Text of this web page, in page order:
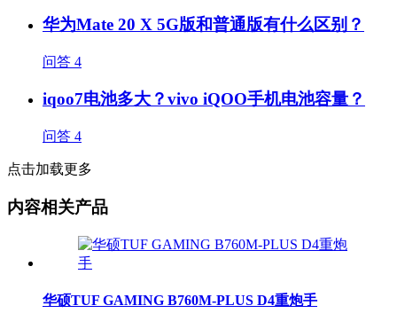
华为Mate 20 X 5G版和普通版有什么区别？
问答 4
iqoo7电池多大？vivo iQOO手机电池容量？
问答 4
点击加载更多
内容相关产品
华硕TUF GAMING B760M-PLUS D4重炮手